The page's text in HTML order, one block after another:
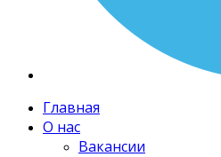
Главная
О нас
Вакансии